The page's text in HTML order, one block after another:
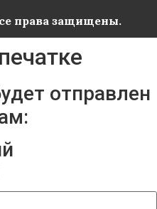
права защищены.
отправлен